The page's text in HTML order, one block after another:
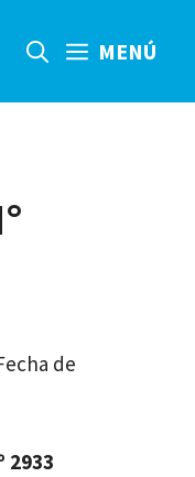
MENÚ
de
2933